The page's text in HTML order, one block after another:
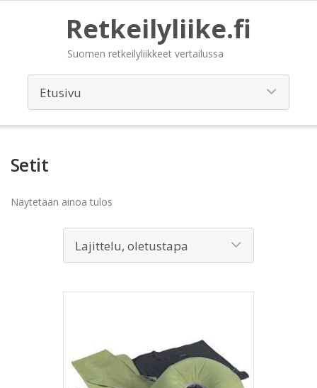
Retkeilyliike.fi
Suomen retkeilyliikkeet vertailussa
Setit
Näytetään ainoa tulos